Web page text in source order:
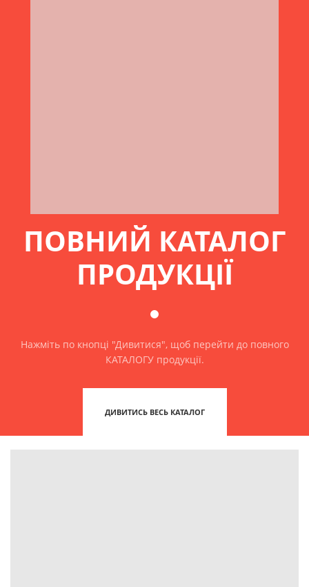
ПОВНИЙ КАТАЛОГ
ПРОДУКЦІЇ
Нажміть по кнопці "Дивитися", щоб перейти до повного
КАТАЛОГУ продукції.
ДИВИТИСЬ ВЕСЬ КАТАЛОГ